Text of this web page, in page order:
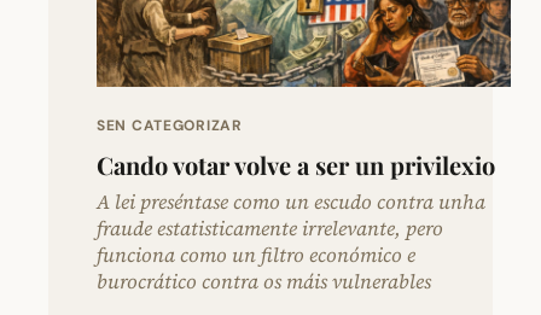
SEN CATEGORIZAR
Cando votar volve a ser un privilexio
A lei preséntase como un escudo contra unha
fraude estatisticamente irrelevante, pero
funciona como un filtro económico e
burocrático contra os máis vulnerables